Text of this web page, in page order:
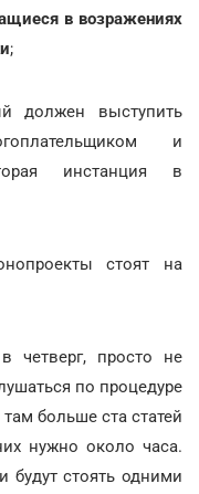
в возражениях
;
должен выступить
и
инстанция в
стоят на
четверг, просто не
по процедуре
больше ста статей
нужно около часа.
стоять одними